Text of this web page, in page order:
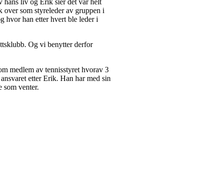
liv og Erik sier det var helt
som styreleder av gruppen i
hvor han etter hvert ble leder i
Og vi benytter derfor
medlem av tennisstyret hvorav 3
etter Erik. Han har med sin
venter.